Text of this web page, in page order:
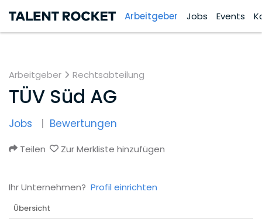
Arbeitgeber Jobs Events
Arbeitgeber Rechtsabteilung
TÜV Süd AG
Jobs Bewertungen
Teilen Zur Merkliste hinzufügen
Ihr Unternehmen? Profil einrichten
Übersicht